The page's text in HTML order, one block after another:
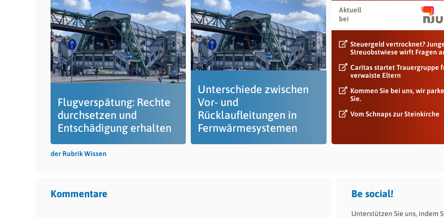
Flugverspätung: Rechte
durchsetzen und
Entschädigung erhalten
Unterschiede zwischen
Vor- und
Rücklaufleitungen in
Fernwärmesystemen
Aktuell
bei
Steuergeld vertrocknet?
Streuobstwiese wirft Fragen
Caritas startet Trauergruppe
verwaiste Eltern
Kommen Sie bei uns, wir
Sie.
Vom Schnaps zur Steinkirche
der Rubrik Wissen
Kommentare Be social!
Unterstützen Sie uns, indem